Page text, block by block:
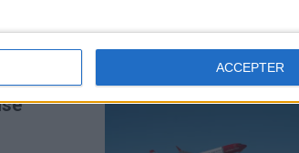
ACCEPTER
pund
punktlige flyselskab i